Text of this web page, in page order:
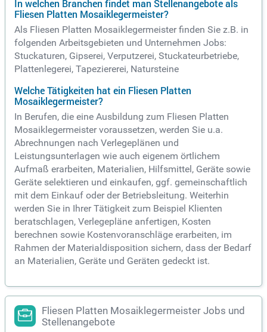
In welchen Branchen findet man Stellenangebote als
Fliesen Platten Mosaiklegermeister?
Als Fliesen Platten Mosaiklegermeister finden Sie z.B. in
folgenden Arbeitsgebieten und Unternehmen Jobs:
Stuckaturen, Gipserei, Verputzerei, Stuckateurbetriebe,
Plattenlegerei, Tapeziererei, Natursteine
Welche Tätigkeiten hat ein Fliesen Platten
Mosaiklegermeister?
In Berufen, die eine Ausbildung zum Fliesen Platten
Mosaiklegermeister voraussetzen, werden Sie u.a.
Abrechnungen nach Verlegeplänen und
Leistungsunterlagen wie auch eigenem örtlichem
Aufmaß erarbeiten, Materialien, Hilfsmittel, Geräte sowie
Geräte selektieren und einkaufen, ggf. gemeinschaftlich
mit dem Einkauf oder der Betriebsleitung. Weiterhin
werden Sie in Ihrer Tätigkeit zum Beispiel Klienten
beratschlagen, Verlegepläne anfertigen, Kosten
berechnen sowie Kostenvoranschläge erarbeiten, im
Rahmen der Materialdisposition sichern, dass der Bedarf
an Materialien, Geräte und Geräten gedeckt ist.
Fliesen Platten Mosaiklegermeister Jobs und
Stellenangebote